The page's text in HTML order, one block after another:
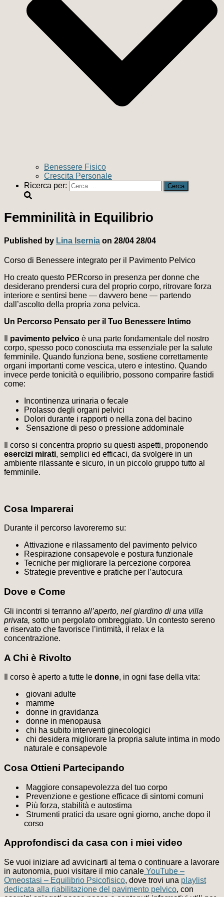
Benessere Fisico
Crescita Personale
Ricerca per:
Femminilità in Equilibrio
Published by Lina Isernia on 28/04 28/04
Corso di Benessere integrato per il Pavimento Pelvico
Ho creato questo PERcorso in presenza per donne che
desiderano prendersi cura del proprio corpo, ritrovare forza
interiore e sentirsi bene — davvero bene — partendo
dall’ascolto della propria zona pelvica.
Un Percorso Pensato per il Tuo Benessere Intimo
pavimento pelvico è una parte fondamentale del nostro
corpo, spesso poco conosciuta ma essenziale per la salute
femminile. Quando funziona bene, sostiene correttamente
organi importanti come vescica, utero e intestino. Quando
invece perde tonicità o equilibrio, possono comparire fastidi
come:
Incontinenza urinaria o fecale
Prolasso degli organi pelvici
Dolori durante i rapporti o nella zona del bacino
Sensazione di peso o pressione addominale
Il corso si concentra proprio su questi aspetti, proponendo
esercizi mirati, semplici ed efficaci, da svolgere in un
ambiente rilassante e sicuro, in un piccolo gruppo tutto al
femminile.
Cosa Imparerai
Durante il percorso lavoreremo su:
Attivazione e rilassamento del pavimento pelvico
Respirazione consapevole e postura funzionale
Tecniche per migliorare la percezione corporea
Strategie preventive e pratiche per l’autocura
Dove e Come
Gli incontri si terranno all’aperto, nel giardino di una villa
privata, sotto un pergolato ombreggiato. Un contesto sereno
e riservato che favorisce l’intimità, il relax e la
concentrazione.
A Chi è Rivolto
Il corso è aperto a tutte le donne, in ogni fase della vita:
giovani adulte
mamme
donne in gravidanza
donne in menopausa
chi ha subito interventi ginecologici
chi desidera migliorare la propria salute intima in modo
naturale e consapevole
Cosa Ottieni Partecipando
Maggiore consapevolezza del tuo corpo
Prevenzione e gestione efficace di sintomi comuni
Più forza, stabilità e autostima
Strumenti pratici da usare ogni giorno, anche dopo il
corso
Approfondisci da casa con i miei video
Se vuoi iniziare ad avvicinarti al tema o continuare a lavorare
in autonomia, puoi visitare il mio canale YouTube –
Omeostasi – Equilibrio Psicofisico, dove trovi una playlist
dedicata alla riabilitazione del pavimento pelvico, con